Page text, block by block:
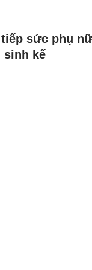
tiếp sức phụ
sinh kế